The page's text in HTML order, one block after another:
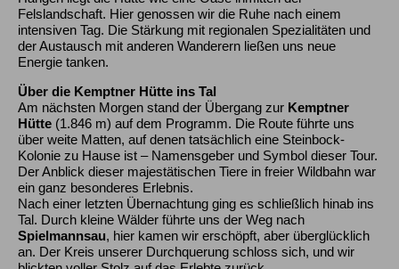
Felslandschaft. Hier genossen wir die Ruhe nach einem
intensiven Tag. Die Stärkung mit regionalen Spezialitäten und
der Austausch mit anderen Wanderern ließen uns neue
Energie tanken.
Über die Kemptner Hütte ins Tal
Am nächsten Morgen stand der Übergang zur Kemptner
Hütte (1.846 m) auf dem Programm. Die Route führte uns
über weite Matten, auf denen tatsächlich eine Steinbock-
Kolonie zu Hause ist – Namensgeber und Symbol dieser Tour.
Der Anblick dieser majestätischen Tiere in freier Wildbahn war
ein ganz besonderes Erlebnis.
Nach einer letzten Übernachtung ging es schließlich hinab ins
Tal. Durch kleine Wälder führte uns der Weg nach
Spielmannsau, hier kamen wir erschöpft, aber überglücklich
an. Der Kreis unserer Durchquerung schloss sich, und wir